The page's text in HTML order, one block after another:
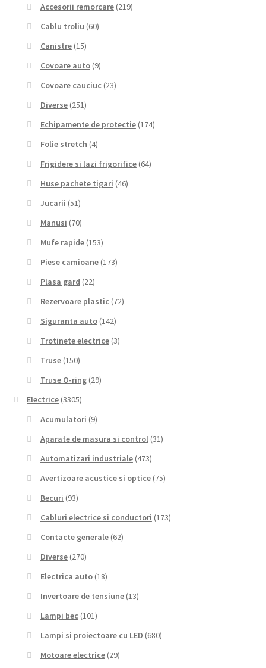
Accesorii remorcare (219)
Cablu troliu (60)
Canistre (15)
Covoare auto (9)
Covoare cauciuc (23)
Diverse (251)
Echipamente de protectie (174)
Folie stretch (4)
Frigidere si lazi frigorifice (64)
Huse pachete tigari (46)
Jucarii (51)
Manusi (70)
Mufe rapide (153)
Piese camioane (173)
Plasa gard (22)
Rezervoare plastic (72)
Siguranta auto (142)
Trotinete electrice (3)
Truse (150)
Truse O-ring (29)
Electrice (3305)
Acumulatori (9)
Aparate de masura si control (31)
Automatizari industriale (473)
Avertizoare acustice si optice (75)
Becuri (93)
Cabluri electrice si conductori (173)
Contacte generale (62)
Diverse (270)
Electrica auto (18)
Invertoare de tensiune (13)
Lampi bec (101)
Lampi si proiectoare cu LED (680)
Motoare electrice (29)